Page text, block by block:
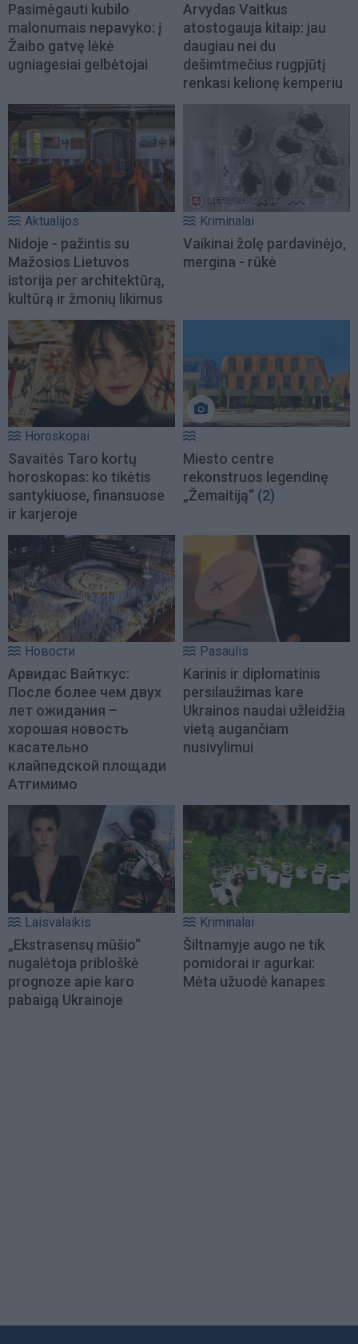
Pasimėgauti kubilo
malonumais nepavyko: į
Žaibo gatvę lėkė
ugniagesiai gelbėtojai
Arvydas Vaitkus
atostogauja kitaip: jau
daugiau nei du
dešimtmečius rugpjūtį
renkasi kelionę kemperiu
Aktualijos
Nidoje - pažintis su
Mažosios Lietuvos
istorija per architektūrą,
kultūrą ir žmonių likimus
Kriminalai
Vaikinai žolę pardavinėjo,
mergina - rūkė
Horoskopai
Savaitės Taro kortų
horoskopas: ko tikėtis
santykiuose, finansuose
ir karjeroje
Miesto centre
rekonstruos legendinę
„Žemaitiją“ (2)
Новости
Арвидас Вайткус:
После более чем двух
лет ожидания –
хорошая новость
касательно
клайпедской площади
Атгимимо
Pasaulis
Karinis ir diplomatinis
persilaužimas kare
Ukrainos naudai užleidžia
vietą augančiam
nusivylimui
Laisvalaikis
„Ekstrasensų mūšio“
nugalėtoja pribloškė
prognoze apie karo
pabaigą Ukrainoje
Kriminalai
Šiltnamyje augo ne tik
pomidorai ir agurkai:
Mėta užuodė kanapes